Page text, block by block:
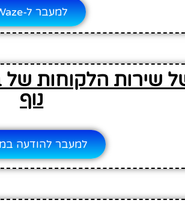
למעבר ל-Waze
שירות הלקוחות של
נוף
למעבר להודעה